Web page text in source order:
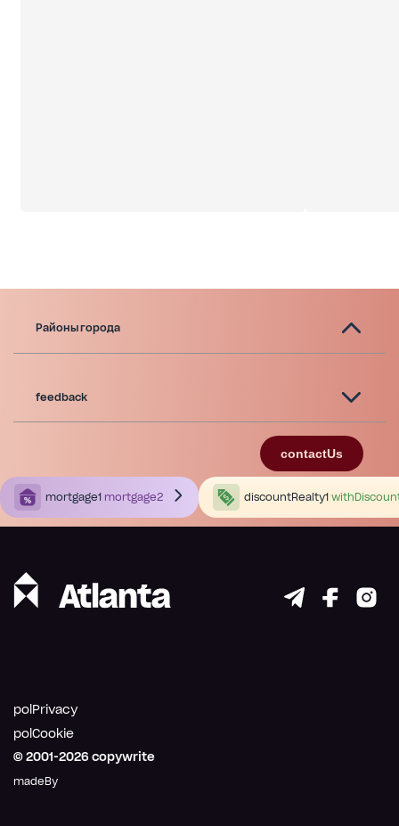
Районы города
feedback
contactUs
mortgage1 mortgage2 discountRealty1
© 2001-2026 copywrite
madeBy
polPrivacy
polCookie